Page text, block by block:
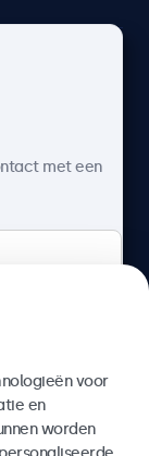
met een
voor
en
worden